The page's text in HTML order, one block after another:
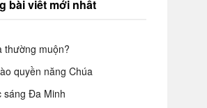
bài viết mới nhất
thường muộn?
quyền năng Chúa
sáng Đa Minh